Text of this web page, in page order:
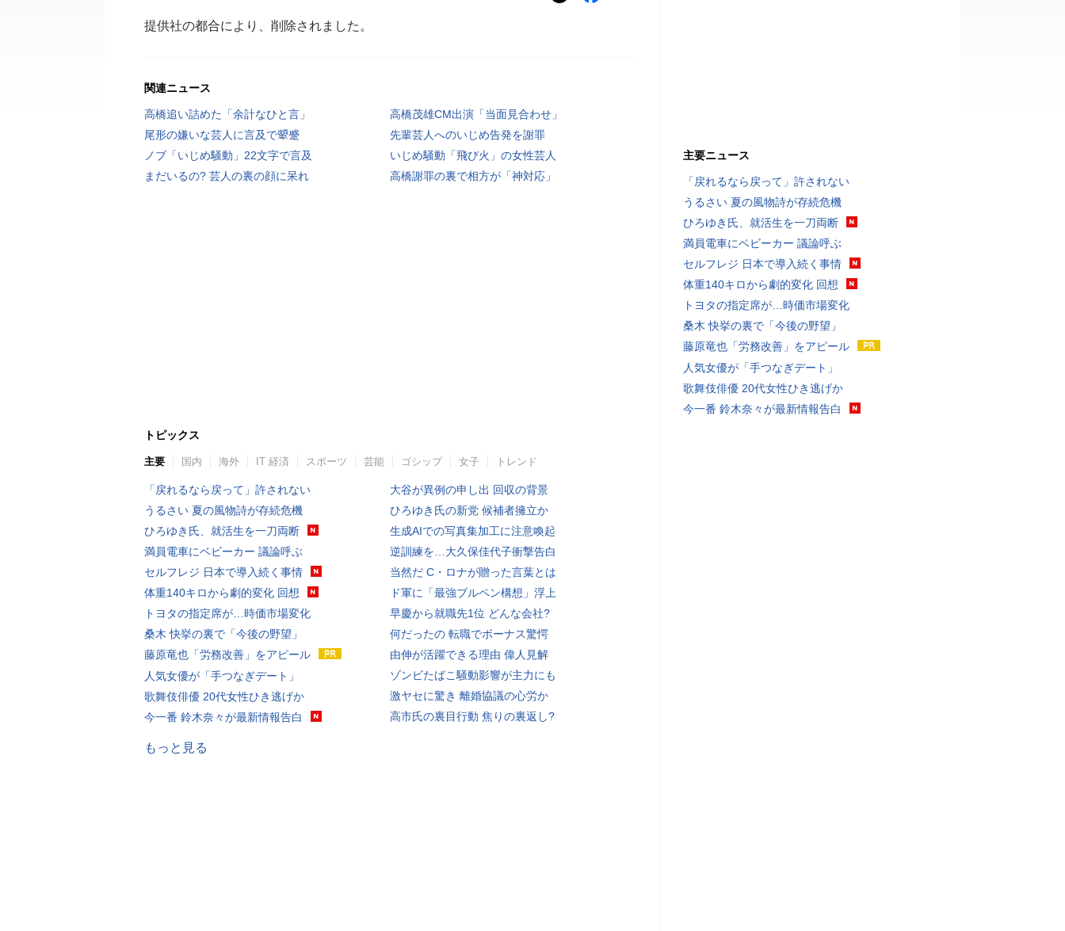
提供社の都合により、削除されました。
関連ニュース
高橋追い詰めた「余計なひと言」
高橋茂雄CM出演「当面見合わせ」
尾形の嫌いな芸人に言及で顰蹙
先輩芸人へのいじめ告発を謝罪
ノブ「いじめ騒動」22文字で言及
いじめ騒動「飛び火」の女性芸人
まだいるの? 芸人の裏の顔に呆れ
高橋謝罪の裏で相方が「神対応」
トピックス
主要 国内 海外 IT 経済 スポーツ 芸能 ゴシップ 女子 トレンド
「戻れるなら戻って」許されない
うるさい 夏の風物詩が存続危機
ひろゆき氏、就活生を一刀両断
満員電車にベビーカー 議論呼ぶ
セルフレジ 日本で導入続く事情
体重140キロから劇的変化 回想
トヨタの指定席が…時価市場変化
桑木 快挙の裏で「今後の野望」
藤原竜也「労務改善」をアピール
人気女優が「手つなぎデート」
歌舞伎俳優 20代女性ひき逃げか
今一番 鈴木奈々が最新情報告白
大谷が異例の申し出 回収の背景
ひろゆき氏の新党 候補者擁立か
生成AIでの写真集加工に注意喚起
逆訓練を…大久保佳代子衝撃告白
当然だ C・ロナが贈った言葉とは
ド軍に「最強ブルペン構想」浮上
早慶から就職先1位 どんな会社?
何だったの 転職でボーナス驚愕
由伸が活躍できる理由 偉人見解
ゾンビたばこ騒動影響が主力にも
激ヤセに驚き 離婚協議の心労か
高市氏の裏目行動 焦りの裏返し?
もっと見る
主要ニュース
「戻れるなら戻って」許されない
うるさい 夏の風物詩が存続危機
ひろゆき氏、就活生を一刀両断
満員電車にベビーカー 議論呼ぶ
セルフレジ 日本で導入続く事情
体重140キロから劇的変化 回想
トヨタの指定席が…時価市場変化
桑木 快挙の裏で「今後の野望」
藤原竜也「労務改善」をアピール
人気女優が「手つなぎデート」
歌舞伎俳優 20代女性ひき逃げか
今一番 鈴木奈々が最新情報告白